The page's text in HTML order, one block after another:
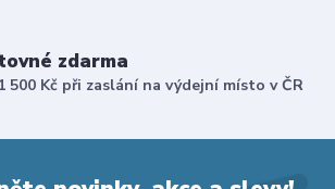
zdarma
500 Kč při zaslání na výdejní místo v ČR